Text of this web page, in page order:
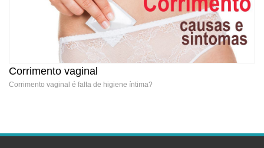
Corrimento vaginal
Corrimento vaginal é falta de higiene íntima?